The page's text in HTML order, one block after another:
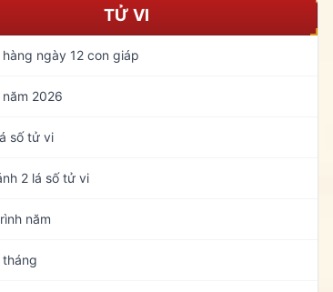
TỬ VI
ngày 12 con giáp
2026
số tử vi
2 lá số tử vi
năm